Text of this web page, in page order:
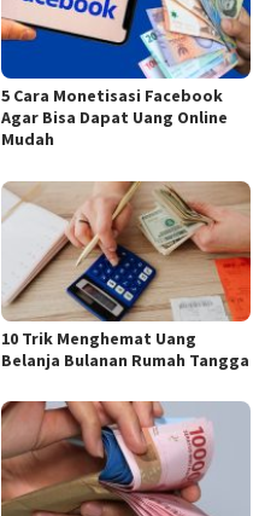
5 Cara Monetisasi Facebook
Agar Bisa Dapat Uang Online
Mudah
10 Trik Menghemat Uang
Belanja Bulanan Rumah Tangga